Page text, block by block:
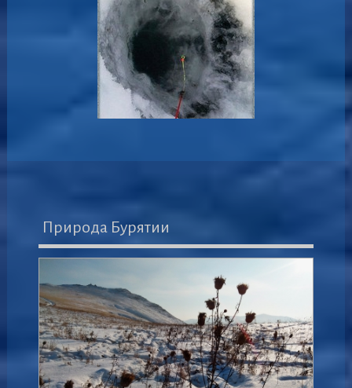
Природа Бурятии